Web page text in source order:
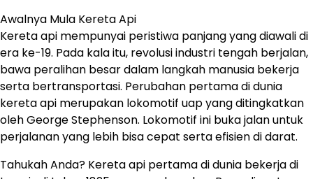
Awalnya Mula Kereta Api
Kereta api mempunyai peristiwa panjang yang diawali di
era ke-19. Pada kala itu, revolusi industri tengah berjalan,
bawa peralihan besar dalam langkah manusia bekerja
serta bertransportasi. Perubahan pertama di dunia
kereta api merupakan lokomotif uap yang ditingkatkan
oleh George Stephenson. Lokomotif ini buka jalan untuk
perjalanan yang lebih bisa cepat serta efisien di darat.
Tahukah Anda? Kereta api pertama di dunia bekerja di